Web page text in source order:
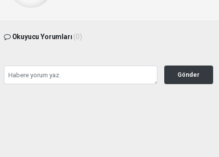
Okuyucu Yorumları (0)
Gönder